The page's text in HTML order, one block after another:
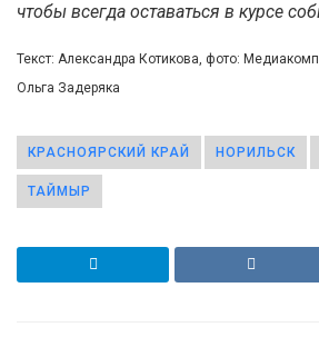
чтобы всегда оставаться в курсе
Текст: Александра Котикова, фото:
Ольга Задеряка
КРАСНОЯРСКИЙ КРАЙ НОРИЛЬСК
ТАЙМЫР